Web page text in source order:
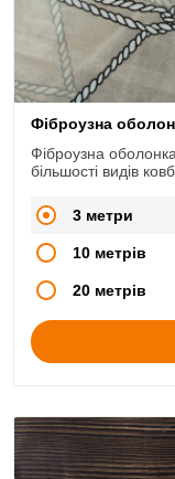
Фіброузна
Фіброузна
більшості видів
3 метри
10 метрів
20 метрів